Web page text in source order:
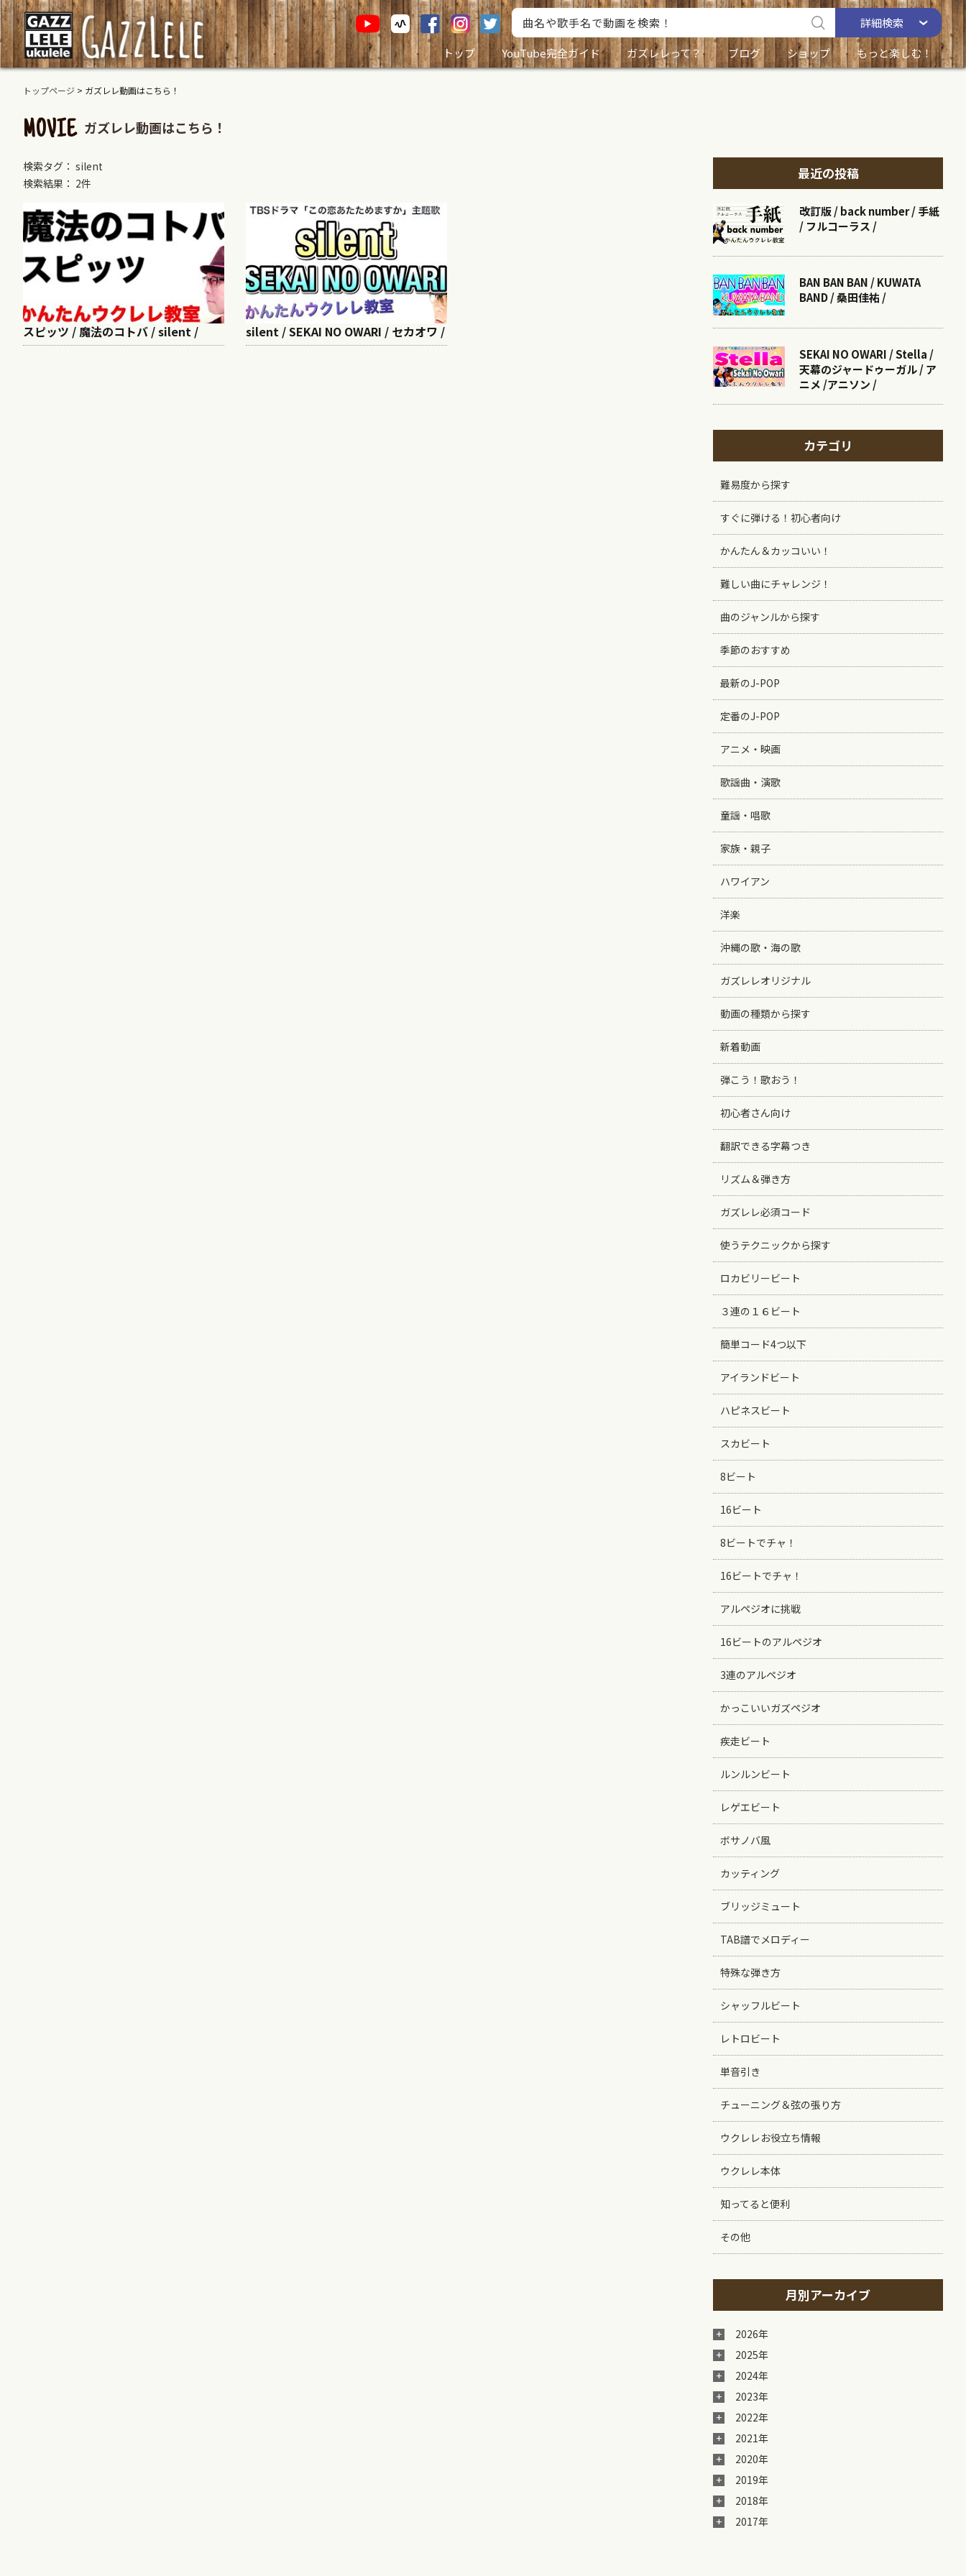
詳細検索
トップ
YouTube完全ガイド ガズレレって？ ブログ ショップ もっと楽しむ！
トップページ > ガズレレ動画はこちら！
MOVIE ガズレレ動画はこちら！
検索タグ： silent
検索結果： 2件
スピッツ / 魔法のコトバ / silent / silent / SEKAI NO OWARI / セカオワ /
最近の投稿
改訂版 / back number / 手紙
/ フルコーラス /
BAN BAN BAN / KUWATA
BAND / 桑田佳祐 /
SEKAI NO OWARI / Stella /
天幕のジャードゥーガル / ア
ニメ /アニソン /
カテゴリ
難易度から探す
すぐに弾ける！初心者向け
かんたん＆カッコいい！
難しい曲にチャレンジ！
曲のジャンルから探す
季節のおすすめ
最新のJ-POP
定番のJ-POP
アニメ・映画
歌謡曲・演歌
童謡・唱歌
家族・親子
ハワイアン
洋楽
沖縄の歌・海の歌
ガズレレオリジナル
動画の種類から探す
新着動画
弾こう！歌おう！
初心者さん向け
翻訳できる字幕つき
リズム＆弾き方
ガズレレ必須コード
使うテクニックから探す
ロカビリービート
３連の１６ビート
簡単コード4つ以下
アイランドビート
ハピネスビート
スカビート
8ビート
16ビート
8ビートでチャ！
16ビートでチャ！
アルペジオに挑戦
16ビートのアルペジオ
3連のアルペジオ
かっこいいガズペジオ
疾走ビート
ルンルンビート
レゲエビート
ボサノバ風
カッティング
ブリッジミュート
TAB譜でメロディー
特殊な弾き方
シャッフルビート
レトロビート
単音引き
チューニング＆弦の張り方
ウクレレお役立ち情報
ウクレレ本体
知ってると便利
その他
月別アーカイブ
2026年
2025年
2024年
2023年
2022年
2021年
2020年
2019年
2018年
2017年